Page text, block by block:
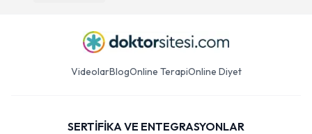
VideolarBlogOnline TerapiOnline Diyet
SERTİFİKA VE ENTEGRASYONLAR